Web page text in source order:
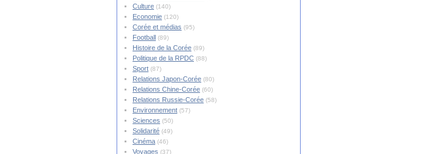
Culture (140)
Economie (120)
Corée et médias (95)
Football (89)
Histoire de la Corée (89)
Politique de la RPDC (88)
Sport (87)
Relations Japon-Corée (80)
Relations Chine-Corée (60)
Relations Russie-Corée (58)
Environnement (57)
Sciences (50)
Solidarité (49)
Cinéma (46)
Voyages (37)